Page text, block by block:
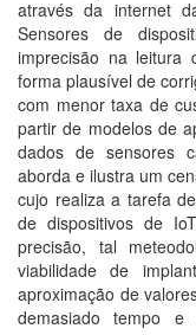
através da internet
Sensores de
imprecisão na leitura
forma plausível de
com menor taxa de
partir de modelos de
dados de sensores
aborda e ilustra um
cujo realiza a tarefa
de dispositivos de
precisão, tal
viabilidade de
aproximação de
demasiado tempo e